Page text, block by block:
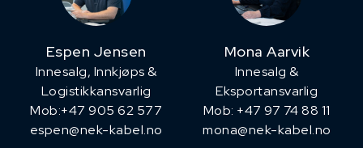
Espen Jensen
Innesalg, ​Innkjøps &
Logistikkansvarlig
Mob:+47 905 62 577
espen@nek-kabel.no
Mona Aarvik
Innesalg &
Eksportansvarlig
Mob: +47 97 74 88 11
mona@nek-kabel.no